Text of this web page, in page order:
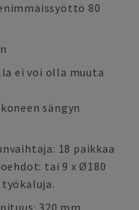
80
ei voi olla muuta
sängyn
18 paikkaa
tai 9 x Ø180
työkaluja.
320 mm